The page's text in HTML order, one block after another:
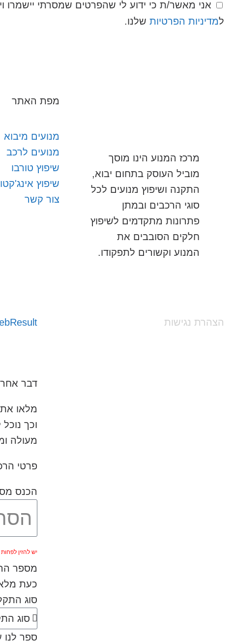
למדיניות הפרטיות שלנו.
מרכז המנוע הינו מוסך
מוביל העוסק בתחום יבוא,
התקנה ושיפוץ מנועים לכל
סוגי הרכבים ובמתן
פתרונות מתקדמים לשיפוץ
חלקים הסובבים את
המנוע וקשורים לתפקודו.
מפת האתר
מנועים מיבוא
מנועים לרכב
שיפוץ טורבו
שיפוץ
צור קשר
הצהרת נגישות
דבר
מלאו
וכך
מעולה
פרטי
הכנס
יש להזין לפחות 5 תווים.
מספר
כעת
סוג
ספר לנו